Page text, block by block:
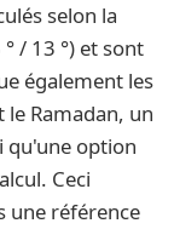
selon la
/ 13 °) et sont
également les
Ramadan, un
qu'une option
Ceci
une référence